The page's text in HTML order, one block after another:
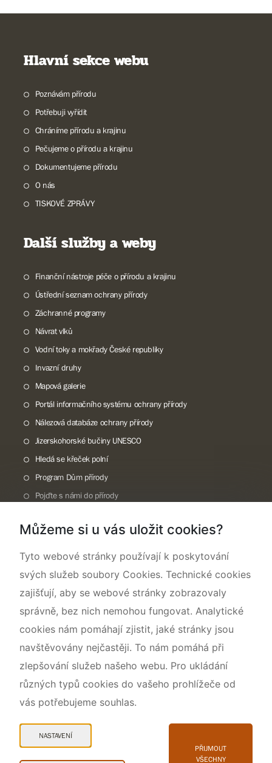
Hlavní sekce webu
Poznávám přírodu
Potřebuji vyřídit
Chráníme přírodu a krajinu
Pečujeme o přírodu a krajinu
Dokumentujeme přírodu
O nás
TISKOVÉ ZPRÁVY
Další služby a weby
Finanční nástroje péče o přírodu a krajinu
Ústřední seznam ochrany přírody
Záchranné programy
Návrat vlků
Vodní toky a mokřady České republiky
Invazní druhy
Mapová galerie
Portál informačního systému ochrany přírody
Nálezová databáze ochrany přírody
Jizerskohorské bučiny UNESCO
Hledá se křeček polní
Program Dům přírody
Pojďte s námi do přírody
Rok CHKO pod záštitou České komise pro UNESCO
Můžeme si u vás uložit cookies?
Tyto webové stránky používají k poskytování
svých služeb soubory Cookies. Technické cookies
zajišťují, aby se webové stránky zobrazovaly
správně, bez nich nemohou fungovat. Analytické
cookies nám pomáhají zjistit, jaké stránky jsou
navštěvovány nejčastěji. To nám pomáhá při
zlepšování služeb našeho webu. Pro ukládání
různých typů cookies do vašeho prohlížeče od
vás potřebujeme souhlas.
NASTAVENÍ
PŘIJMOUT
VŠECHNY